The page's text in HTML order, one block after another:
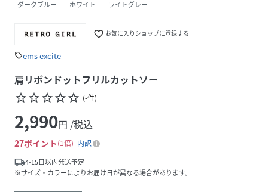
ダークブルー ホワイト ライトグレー
favorite_border お気に入りショップに登録する
sellems excite
肩リボンドットフリルカットソー
star_borderstar_borderstar_borderstar_borderstar_border (-件)
2,990円 /税込
27ポイント 1倍
内訳
local_shipping4-15日以内発送予定
※サイズ・カラーによりお届け日が異なる場合があります。